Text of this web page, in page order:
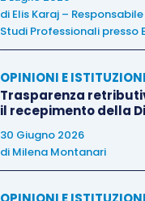
di Elis Karaj –
Studi Professionali presso
OPINIONI E ISTITUZIONI
Trasparenza
il recepimento della
30 Giugno 2026
di Milena Montanari